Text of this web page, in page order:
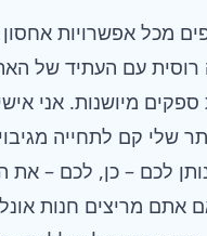
עם העתיד של
ספקים מיושנות. אני
שלי קם לתחייה
אתם מריצים חנות